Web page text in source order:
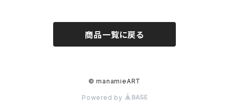
商品一覧に戻る
© manamieART
Powered by